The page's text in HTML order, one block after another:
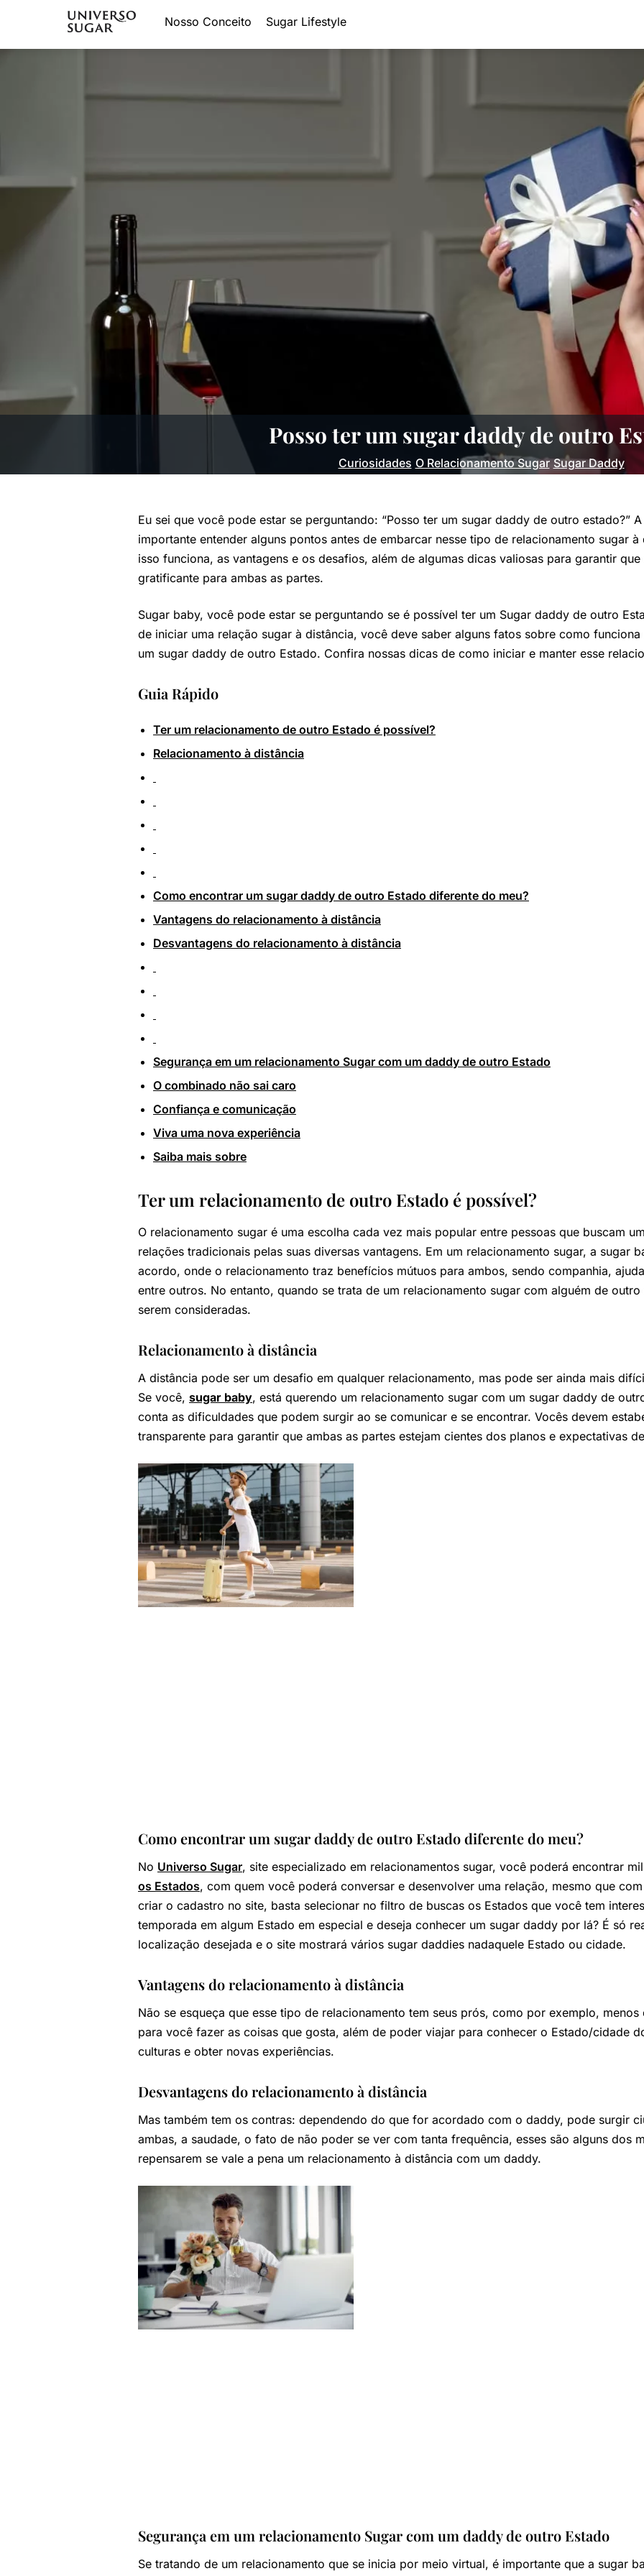
Nosso Conceito Sugar Lifestyle
Posso ter um sugar daddy de outro
Curiosidades O Relacionamento Sugar Sugar Daddy
Eu sei que você pode estar se perguntando: “Posso ter um sugar daddy de outro estado?”
importante entender alguns pontos antes de embarcar nesse tipo de relacionamento sugar
isso funciona, as vantagens e os desafios, além de algumas dicas valiosas para garantir
gratificante para ambas as partes.
Sugar baby, você pode estar se perguntando se é possível ter um Sugar daddy de outro
de iniciar uma relação sugar à distância, você deve saber alguns fatos sobre como
um sugar daddy de outro Estado. Confira nossas dicas de como iniciar e manter esse
Guia Rápido
Ter um relacionamento de outro Estado é possível?
Relacionamento à distância
Como encontrar um sugar daddy de outro Estado diferente do meu?
Vantagens do relacionamento à distância
Desvantagens do relacionamento à distância
Segurança em um relacionamento Sugar com um daddy de outro Estado
O combinado não sai caro
Confiança e comunicação
Viva uma nova experiência
Saiba mais sobre
Ter um relacionamento de outro Estado é possível?
O relacionamento sugar é uma escolha cada vez mais popular entre pessoas que buscam
relações tradicionais pelas suas diversas vantagens. Em um relacionamento sugar, a sugar
acordo, onde o relacionamento traz benefícios mútuos para ambos, sendo companhia,
entre outros. No entanto, quando se trata de um relacionamento sugar com alguém de
serem consideradas.
Relacionamento à distância
A distância pode ser um desafio em qualquer relacionamento, mas pode ser ainda mais
Se você, sugar baby, está querendo um relacionamento sugar com um sugar daddy de
conta as dificuldades que podem surgir ao se comunicar e se encontrar. Vocês devem
transparente para garantir que ambas as partes estejam cientes dos planos e expectativas
Como encontrar um sugar daddy de outro Estado diferente do meu?
No Universo Sugar, site especializado em relacionamentos sugar, você poderá encontrar
os Estados, com quem você poderá conversar e desenvolver uma relação, mesmo que
criar o cadastro no site, basta selecionar no filtro de buscas os Estados que você tem
temporada em algum Estado em especial e deseja conhecer um sugar daddy por lá? É só
localização desejada e o site mostrará vários sugar daddies nadaquele Estado ou cidade.
Vantagens do relacionamento à distância
Não se esqueça que esse tipo de relacionamento tem seus prós, como por exemplo,
para você fazer as coisas que gosta, além de poder viajar para conhecer o Estado/cidade
culturas e obter novas experiências.
Desvantagens do relacionamento à distância
Mas também tem os contras: dependendo do que for acordado com o daddy, pode surgir
ambas, a saudade, o fato de não poder se ver com tanta frequência, esses são alguns dos
repensarem se vale a pena um relacionamento à distância com um daddy.
Segurança em um relacionamento Sugar com um daddy de outro Estado
Se tratando de um relacionamento que se inicia por meio virtual, é importante que a sugar